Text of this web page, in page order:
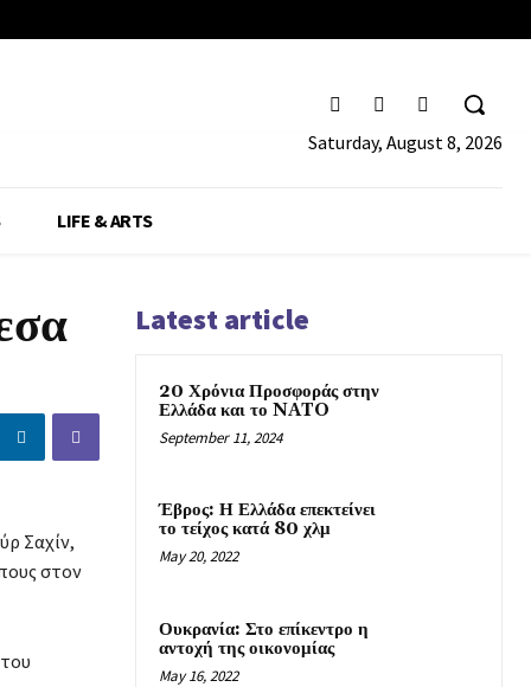
Saturday, August 8, 2026
LIFE & ARTS
Σαχίν,
στον
Latest article
20 Χρόνια Προσφοράς στην
Ελλάδα και το NATO
September 11, 2024
Έβρος: Η Ελλάδα επεκτείνει
το τείχος κατά 80 χλμ
May 20, 2022
Ουκρανία: Στο επίκεντρο η
αντοχή της οικονομίας
May 16, 2022